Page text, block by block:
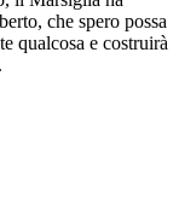
che spero possa
qualcosa e costruirà